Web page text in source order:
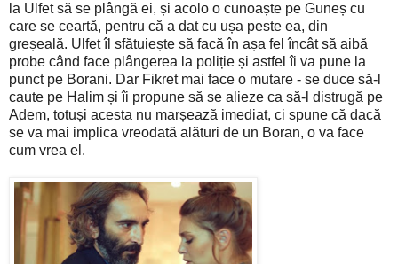
la Ulfet să se plângă ei, și acolo o cunoaște pe Guneș cu
care se ceartă, pentru că a dat cu ușa peste ea, din
greșeală. Ulfet îl sfătuiește să facă în așa fel încât să aibă
probe când face plângerea la poliție și astfel îi va pune la
punct pe Borani. Dar Fikret mai face o mutare - se duce să-l
caute pe Halim și îi propune să se alieze ca să-l distrugă pe
Adem, totuși acesta nu marșează imediat, ci spune că dacă
se va mai implica vreodată alături de un Boran, o va face
cum vrea el.